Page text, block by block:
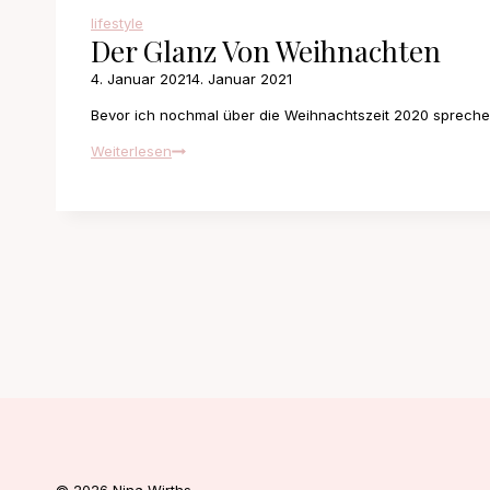
lifestyle
Der Glanz Von Weihnachten
4. Januar 20214. Januar 2021
Bevor ich nochmal über die Weihnachtszeit 2020
WeiterlesenDer